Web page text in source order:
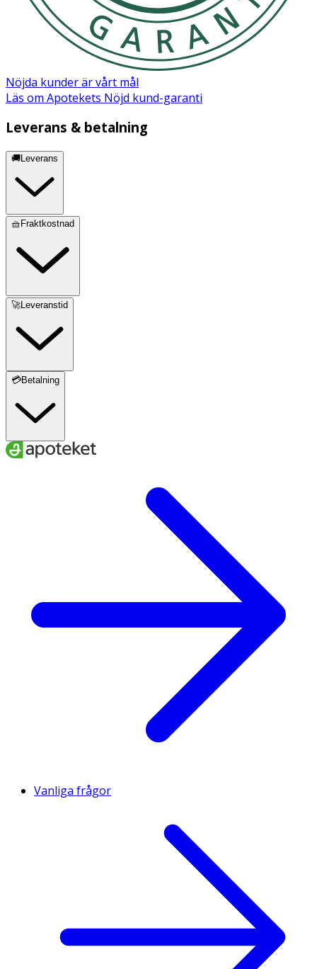
Nöjda kunder är vårt mål
Läs om Apotekets Nöjd kund-garanti
Leverans & betalning
🚚Leverans
🧺Fraktkostnad
🚀Leveranstid
💳Betalning
Vanliga frågor